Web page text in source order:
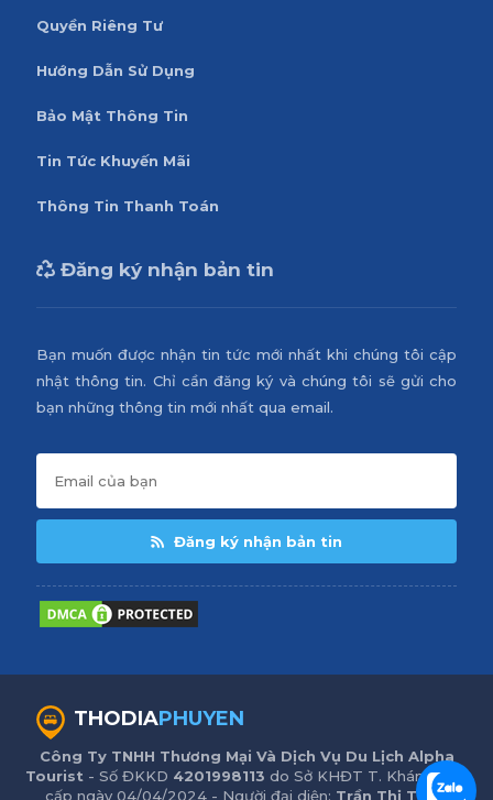
Quyền Riêng Tư
Hướng Dẫn Sử Dụng
Bảo Mật Thông Tin
Tin Tức Khuyến Mãi
Thông Tin Thanh Toán
Đăng ký nhận bản tin
Bạn muốn được nhận tin tức mới nhất khi chúng tôi cập
nhật thông tin. Chỉ cần đăng ký và chúng tôi sẽ gửi cho
bạn những thông tin mới nhất qua email.
Đăng ký nhận bản tin
THODIAPHUYEN
Công Ty TNHH Thương Mại Và Dịch Vụ Du Lịch Alpha
Tourist - Số ĐKKD 4201998113 do Sở KHĐT T. Khánh Hòa
cấp ngày 04/04/2024 - Người đại diện: Trần Thị Trinh